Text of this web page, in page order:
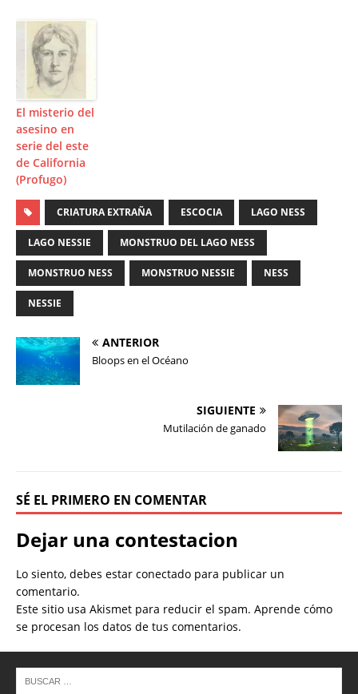
El misterio del
asesino en
serie del este
de California
(Profugo)
CRIATURA EXTRAÑA ESCOCIA LAGO NESS
LAGO NESSIE MONSTRUO DEL LAGO NESS
MONSTRUO NESS MONSTRUO NESSIE NESS
NESSIE
ANTERIOR
Bloops en el Océano
SIGUIENTE
Mutilación de ganado
SÉ EL PRIMERO EN COMENTAR
Dejar una contestacion
Lo siento, debes estar conectado para publicar un
comentario.
Este sitio usa Akismet para reducir el spam. Aprende cómo
se procesan los datos de tus comentarios.